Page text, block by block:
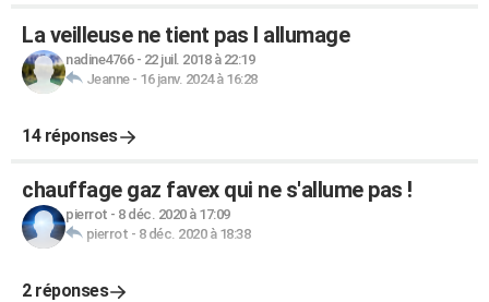
La veilleuse ne tient pas l allumage
nadine4766- 22 juil. 2018 à 22:19
Jeanne- 16 janv. 2024 à 16:28
14 réponses
chauffage gaz favex qui ne s'allume pas !
pierrot - 8 déc. 2020 à 17:09
pierrot - 8 déc. 2020 à 18:38
2 réponses